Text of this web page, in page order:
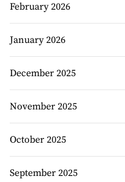
February 2026
January 2026
December 2025
November 2025
October 2025
September 2025